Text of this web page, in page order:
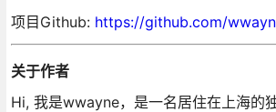
项目Github: https://github.com/
关于作者
Hi, 我是wwayne，是一名居住在上海的